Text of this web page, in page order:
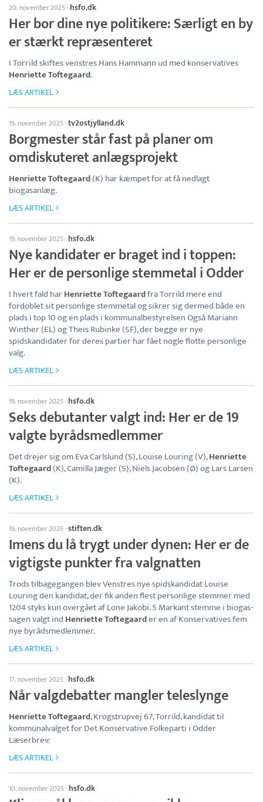
20. november 2025· hsfo.dk
Her bor dine nye politikere: Særligt en by
er stærkt repræsenteret
I Torrild skiftes venstres Hans Hammann ud med konservatives
Henriette Toftegaard.
LÆS ARTIKEL
19. november 2025·tv2ostjylland.dk
Borgmester står fast på planer om
omdiskuteret anlægsprojekt
Henriette Toftegaard(K) har kæmpet for at få nedlagt
biogasanlæg.
LÆS ARTIKEL
19. november 2025· hsfo.dk
Nye kandidater er braget ind i toppen:
Her er de personlige stemmetal i Odder
I hvert fald harHenriette Toftegaardfra Torrild mere end
fordoblet sit personlige stemmetal og sikrer sig dermed både en
plads i top 10 og en plads i kommunalbestyrelsen Også Mariann
Winther (EL) og Theis Rubinke (SF), der begge er nye
spidskandidater for deres partier har fået nogle flotte personlige
valg.
LÆS ARTIKEL
19. november 2025· hsfo.dk
Seks debutanter valgt ind: Her er de 19
valgte byrådsmedlemmer
Det drejer sig om Eva Carlslund (S), Louise Louring (V),Henriette
Toftegaard(K), Camilla Jæger (S), Niels Jacobsen (Ø) og Lars Larsen
(K).
LÆS ARTIKEL
19. november 2025·stiften.dk
Imens du lå trygt under dynen: Her er de
vigtigste punkter fra valgnatten
Trods tilbagegangen blev Venstres nye spidskandidat Louise
Louring den kandidat, der fik anden flest personlige stemmer med
1204 styks kun overgået af Lone Jakobi. 5 Markant stemme i biogas-
sagen valgt ind Henriette Toftegaarder en af Konservatives fem
nye byrådsmedlemmer.
LÆS ARTIKEL
17. november 2025· hsfo.dk
Når valgdebatter mangler teleslynge
Henriette Toftegaard, Krogstrupvej 67, Torrild, kandidat til
kommunalvalget for Det Konservative Folkeparti i Odder
Læserbrev:
LÆS ARTIKEL
10. november 2025· hsfo.dk